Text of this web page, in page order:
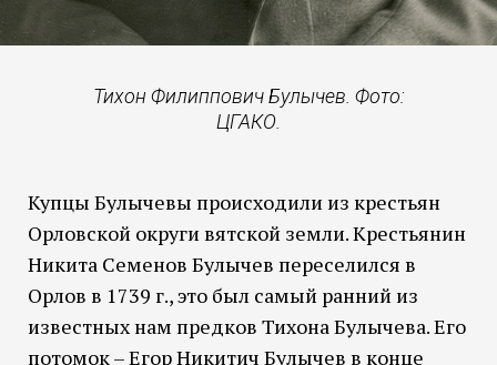
Тихон Филиппович Булычев. Фото:
ЦГАКО.
Купцы Булычевы происходили из крестьян
Орловской округи вятской земли. Крестьянин
Никита Семенов Булычев переселился в
Орлов в 1739 г., это был самый ранний из
известных нам предков Тихона Булычева. Его
потомок – Егор Никитич Булычев в конце